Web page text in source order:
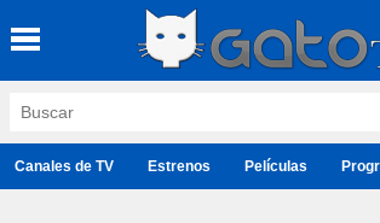
Canales de TV Estrenos Películas